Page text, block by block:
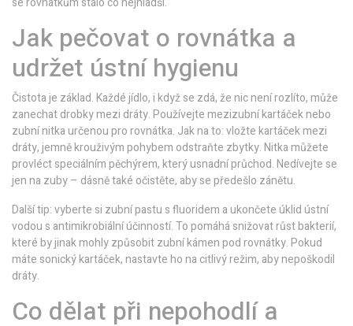
Jak pečovat o rovnátka a
udržet ústní hygienu
Čistota je základ. Každé jídlo, i když se zdá, že nic není rozlíto, může
zanechat drobky mezi dráty. Používejte mezizubní kartáček nebo
zubní nitka určenou pro rovnátka. Jak na to: vložte kartáček mezi
dráty, jemně krouživým pohybem odstraňte zbytky. Nitka můžete
provléct speciálním pěchýrem, který usnadní průchod. Nedívejte se
jen na zuby – dásně také očistěte, aby se předešlo zánětu.
Další tip: vyberte si zubní pastu s fluoridem a ukončete úklid ústní
vodou s antimikrobiální účinností. To pomáhá snižovat růst bakterií,
které by jinak mohly způsobit zubní kámen pod rovnátky. Pokud
máte sonický kartáček, nastavte ho na citlivý režim, aby nepoškodil
dráty.
Co dělat při nepohodlí a